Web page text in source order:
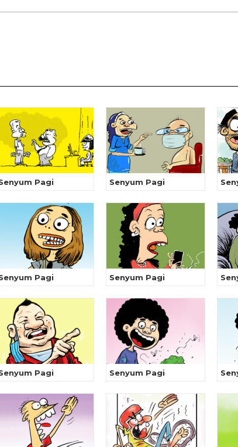
Pagi Senyum Pagi
Pagi Senyum Pagi
Pagi Senyum Pagi